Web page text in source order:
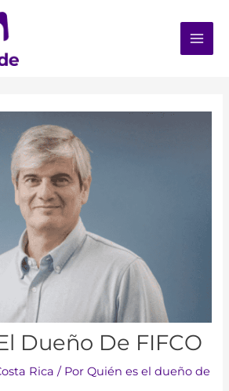
Dueño De FIFCO
Rica / PorQuién es el dueño de